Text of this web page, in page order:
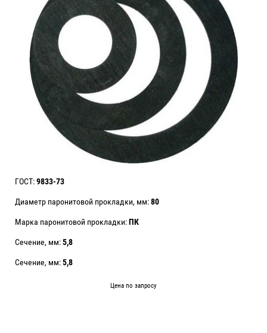
ГОСТ:9833-73
Диаметр паронитовой прокладки, мм:80
Марка паронитовой прокладки:ПК
Сечение, мм:5,8
Сечение, мм:5,8
Цена по запросу